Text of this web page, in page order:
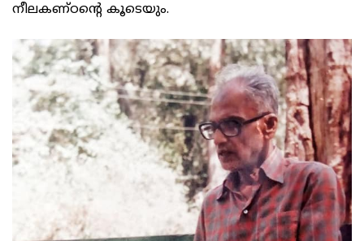
നീലകണ്ഠന്റെ കൂടെയും.